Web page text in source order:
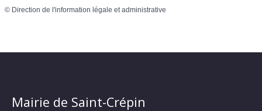
© Direction de l'information légale et administrative
Mairie de Saint-Crépin